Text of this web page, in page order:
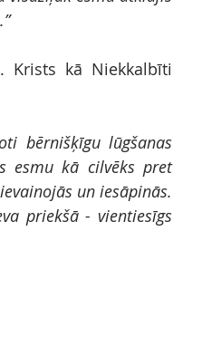
Krists kā Niekkalbīti
bērnišķīgu lūgšanas
esmu kā cilvēks pret
un iesāpinās.
priekšā - vientiesīgs